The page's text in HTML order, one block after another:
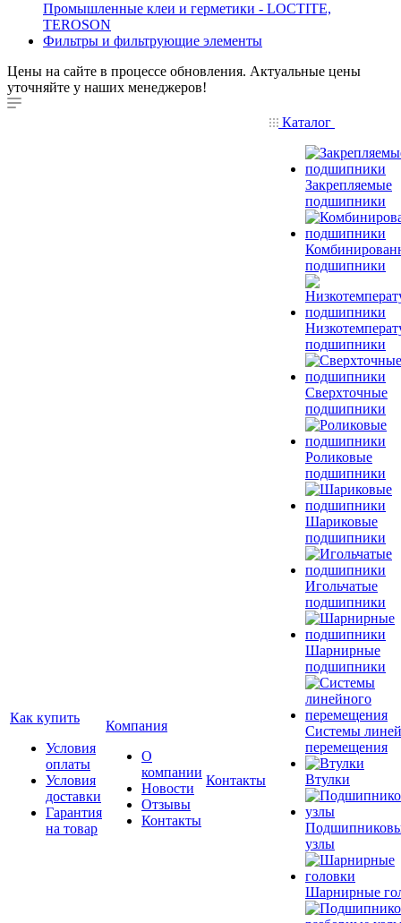
Промышленные клеи и герметики - LOCTITE,
TEROSON
Фильтры и фильтрующие элементы
Цены на сайте в процессе обновления. Актуальные цены
уточняйте у наших менеджеров!
Как купить
Условия
оплаты
Условия
доставки
Гарантия
на товар
Компания
О
компании
Новости
Отзывы
Контакты
Контакты
Каталог
Закрепляемые
подшипники
подшипники
подшипники
Сверхточные
подшипники
Роликовые
подшипники
Шариковые
подшипники
Игольчатые
подшипники
Шарнирные
подшипники
Системы
перемещения
Втулки
узлы
Шарнирные